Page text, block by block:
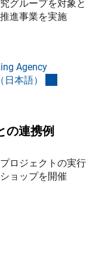
グループを対象と
進事業を実施
Agency
日本語）
の連携例
ロジェクトの実行
ョップを開催